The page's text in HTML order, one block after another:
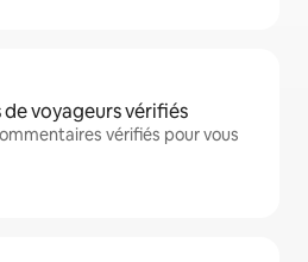
voyageurs vérifiés
vérifiés pour vous